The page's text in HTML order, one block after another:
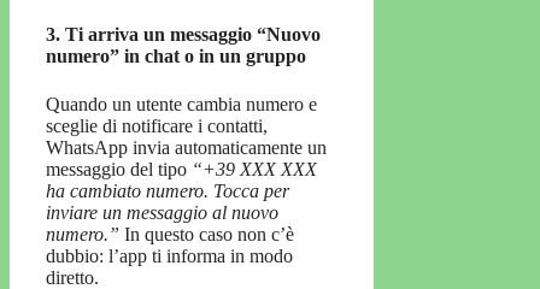
3. Ti arriva un messaggio “Nuovo
numero” in chat o in un gruppo
Quando un utente cambia numero e
sceglie di notificare i contatti,
WhatsApp invia automaticamente un
messaggio del tipo “+39 XXX XXX
ha cambiato numero. Tocca per
inviare un messaggio al nuovo
numero.” In questo caso non c’è
dubbio: l’app ti informa in modo
diretto.